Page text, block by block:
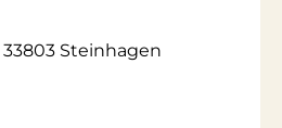
Steinhagen